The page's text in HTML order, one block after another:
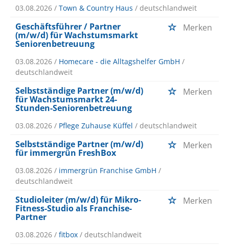
03.08.2026 / Town & Country Haus / deutschlandweit
Geschäftsführer / Partner
(m/w/d) für Wachstumsmarkt
Seniorenbetreuung
Merken
03.08.2026 / Homecare - die Alltagshelfer GmbH /
deutschlandweit
Selbstständige Partner (m/w/d)
für Wachstumsmarkt 24-
Stunden-Seniorenbetreuung
Merken
03.08.2026 / Pflege Zuhause Küffel / deutschlandweit
Selbstständige Partner (m/w/d)
für immergrün FreshBox
Merken
03.08.2026 / immergrün Franchise GmbH /
deutschlandweit
Studioleiter (m/w/d) für Mikro-
Fitness-Studio als Franchise-
Partner
Merken
03.08.2026 / fitbox / deutschlandweit